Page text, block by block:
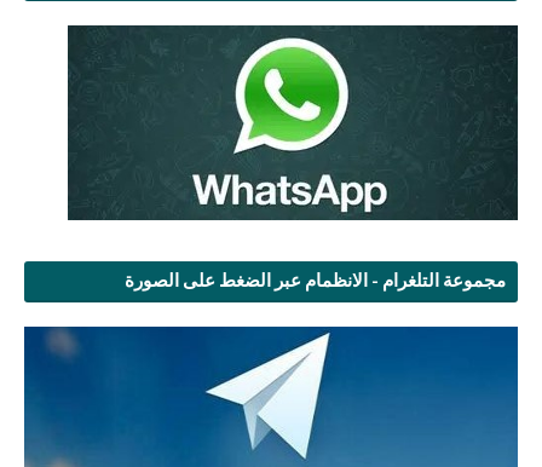
مجموعة التلغرام - الانظمام عبر الضغط على الصورة